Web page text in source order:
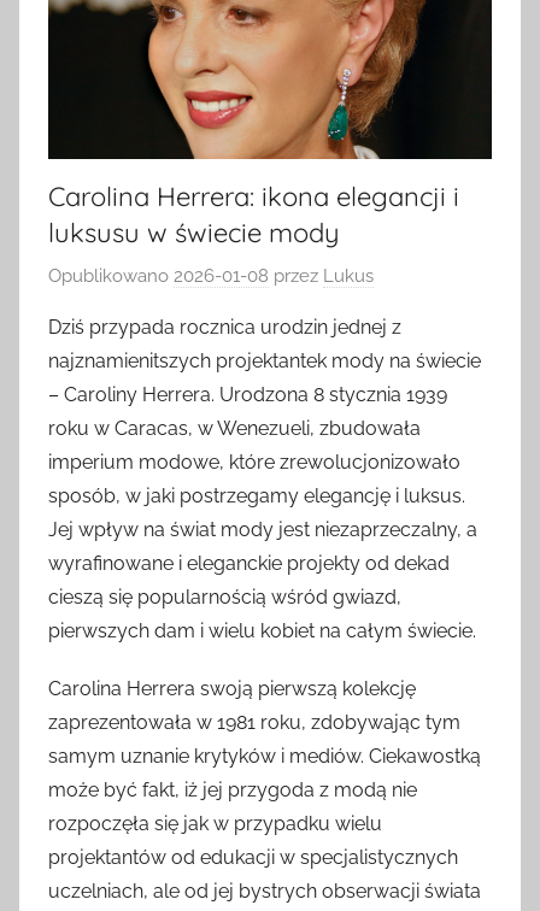
Carolina Herrera: ikona elegancji i
luksusu w świecie mody
Opublikowano 2026-01-08 przez Lukus
Dziś przypada rocznica urodzin jednej z
najznamienitszych projektantek mody na świecie
– Caroliny Herrera. Urodzona 8 stycznia 1939
roku w Caracas, w Wenezueli, zbudowała
imperium modowe, które zrewolucjonizowało
sposób, w jaki postrzegamy elegancję i luksus.
Jej wpływ na świat mody jest niezaprzeczalny, a
wyrafinowane i eleganckie projekty od dekad
cieszą się popularnością wśród gwiazd,
pierwszych dam i wielu kobiet na całym świecie.
Carolina Herrera swoją pierwszą kolekcję
zaprezentowała w 1981 roku, zdobywając tym
samym uznanie krytyków i mediów. Ciekawostką
może być fakt, iż jej przygoda z modą nie
rozpoczęła się jak w przypadku wielu
projektantów od edukacji w specjalistycznych
uczelniach, ale od jej bystrych obserwacji świata